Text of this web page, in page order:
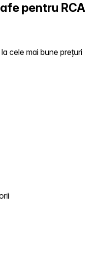
pentru RCA
cele mai bune prețuri